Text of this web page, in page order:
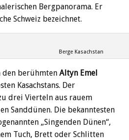
Bergpanorama. Er
Schweiz bezeichnet.
Berge Kasachstan
den berühmten Altyn Emel
Kasachstans. Der
drei Vierteln aus rauem
Sanddünen. Die bekanntesten
„Singenden Dünen“,
Tuch, Brett oder Schlitten